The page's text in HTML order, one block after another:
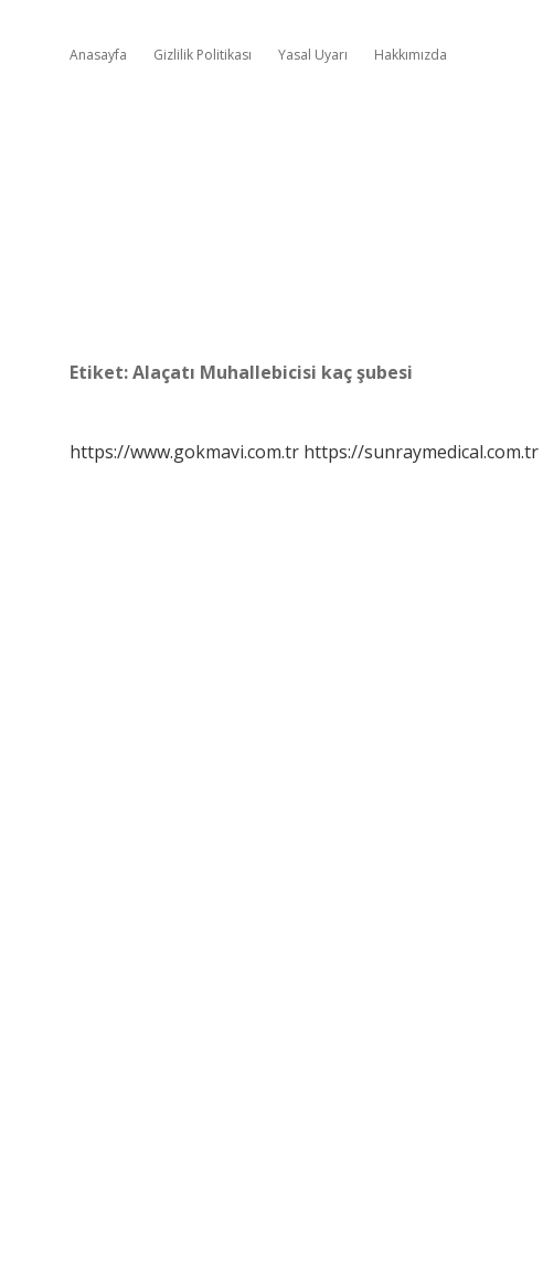
Anasayfa Gizlilik Politikası Yasal Uyarı Hakkımızda
Etiket:Alaçatı Muhallebicisi kaç şubesi
https://www.gokmavi.com.tr https://sunraymedical.com.tr